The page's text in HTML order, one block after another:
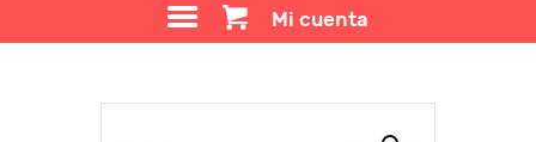
Mi cuenta
SOBRE WANMEI